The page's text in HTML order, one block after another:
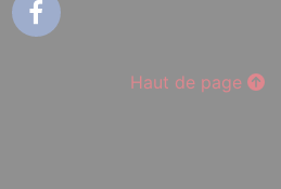
Haut de page